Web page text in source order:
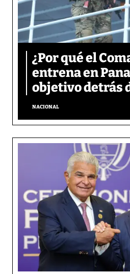
¿Por qué el
entrena en
objetivo detrás
NACIONAL